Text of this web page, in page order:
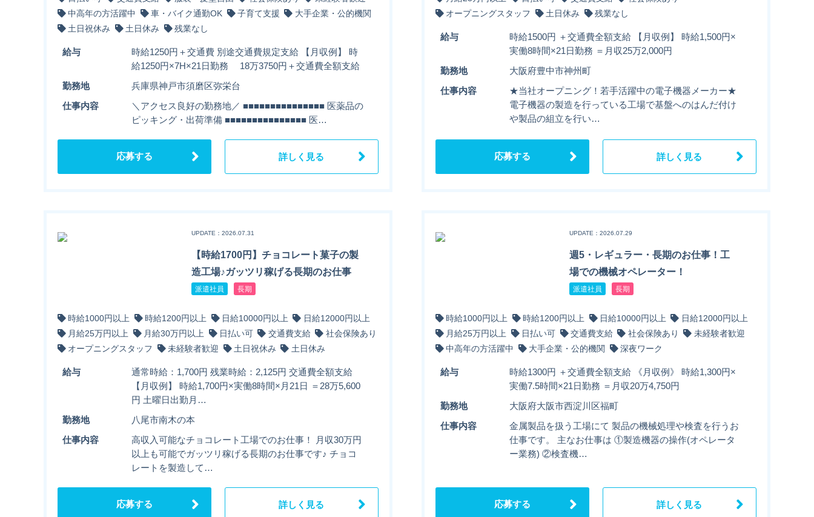
中高年の方活躍中
車・バイク通勤OK 子育て支援
大手企業・公的機関
土日祝休み
土日休み 残業なし
給与
時給1250円＋交通費 別途交通費規定支給 【月収例】 時
給1250円×7H×21日勤務 18万3750円＋交通費全額支給
勤務地 兵庫県神戸市須磨区弥栄台
仕事内容
＼アクセス良好の勤務地／ ■■■■■■■■■■■■■■■ 医薬品の
ピッキング・出荷準備 ■■■■■■■■■■■■■■■ 医…
応募する 詳しく見る
オープニングスタッフ
土日休み 残業なし
給与
時給1500円 ＋交通費全額支給 【月収例】 時給1,500円×
実働8時間×21日勤務 ＝月収25万2,000円
勤務地 大阪府豊中市神州町
仕事内容
★当社オープニング！若手活躍中の電子機器メーカー★
電子機器の製造を行っている工場で基盤へのはんだ付け
や製品の組立を行い…
応募する 詳しく見る
UPDATE：2026.07.31
【時給1700円】チョコレート菓子の製
造工場♪ガッツリ稼げる長期のお仕事
派遣社員 長期
時給1000円以上 時給1200円以上 日給10000円以上
日給12000円以上
月給25万円以上
月給30万円以上 日払い可 交通費支給
社会保険あり
オープニングスタッフ
未経験者歓迎 土日祝休み 土日休み
給与
通常時給：1,700円 残業時給：2,125円 交通費全額支給
【月収例】 時給1,700円×実働8時間×月21日 ＝28万5,600
円 土曜日出勤月…
勤務地 八尾市南木の本
仕事内容
高収入可能なチョコレート工場でのお仕事！ 月収30万円
以上も可能でガッツリ稼げる長期のお仕事です♪ チョコ
レートを製造して…
応募する 詳しく見る
UPDATE：2026.07.29
週5・レギュラー・長期のお仕事！工
場での機械オペレーター！
派遣社員 長期
時給1000円以上 時給1200円以上 日給10000円以上
日給12000円以上
月給25万円以上
日払い可 交通費支給 社会保険あり
未経験者歓迎
中高年の方活躍中
大手企業・公的機関 深夜ワーク
給与
時給1300円 ＋交通費全額支給 《月収例》 時給1,300円×
実働7.5時間×21日勤務 ＝月収20万4,750円
勤務地 大阪府大阪市西淀川区福町
仕事内容
金属製品を扱う工場にて 製品の機械処理や検査を行うお
仕事です。 主なお仕事は ①製造機器の操作(オペレータ
ー業務) ②検査機…
応募する 詳しく見る